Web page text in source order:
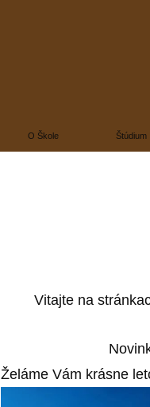
O Škole Štúdium
Vitajte na
Želáme Vám krásne